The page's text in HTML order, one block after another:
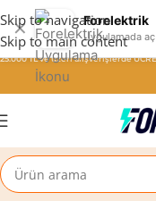
✕ Forelektrik
Uygulamada
Skip to navigation
Skip to main content
25.000 TL ve üzeri alışverişlerde